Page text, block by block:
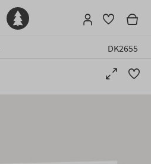
DK2655